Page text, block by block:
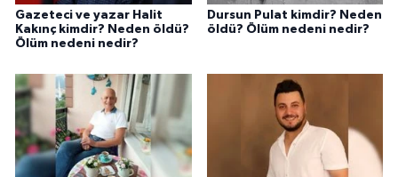
Gazeteci ve yazar Halit
Kakınç kimdir? Neden öldü?
Ölüm nedeni nedir?
Dursun Pulat kimdir? Neden
öldü? Ölüm nedeni nedir?